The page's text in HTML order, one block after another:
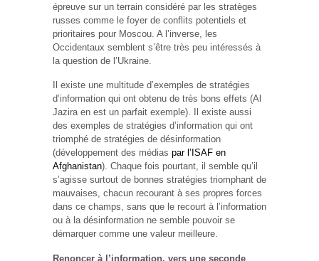
épreuve sur un terrain considéré par les stratèges
russes comme le foyer de conflits potentiels et
prioritaires pour Moscou. A l’inverse, les
Occidentaux semblent s’être très peu intéressés à
la question de l’Ukraine.
Il existe une multitude d’exemples de stratégies
d’information qui ont obtenu de très bons effets (Al
Jazira en est un parfait exemple). Il existe aussi
des exemples de stratégies d’information qui ont
triomphé de stratégies de désinformation
(développement des médias par l’ISAF en
Afghanistan). Chaque fois pourtant, il semble qu’il
s’agisse surtout de bonnes stratégies triomphant de
mauvaises, chacun recourant à ses propres forces
dans ce champs, sans que le recourt à l’information
ou à la désinformation ne semble pouvoir se
démarquer comme une valeur meilleure.
Renoncer à l’information, vers une seconde